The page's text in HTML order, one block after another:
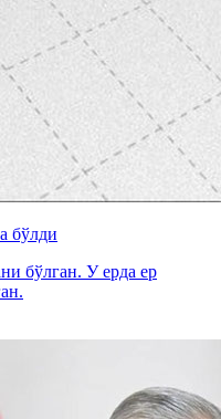
бўлди
бўлган. У ерда ер